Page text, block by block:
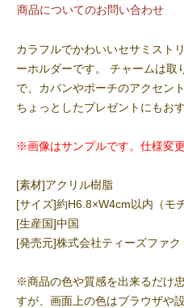
商品についてのお問い合わせ
カラフルでかわいいセサミスト
ーホルダーです。 チャームは取
で、カバンやポーチのアクセン
ちょっとしたプレゼントにもお
※画像はサンプルです。仕様変
[素材]アクリル樹脂
[サイズ]約H6.8×W4cm以内（モ
[生産国]中国
[発売元]株式会社ティーズファク
※商品の色や質感を出来るだけ
すが、画面上の色はブラウザや